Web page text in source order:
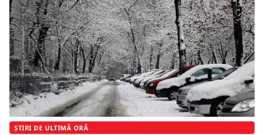
ȘTIRI DE ULTIMĂ ORĂ